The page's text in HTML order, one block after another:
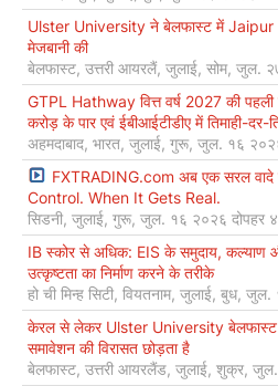
Ulster University ने बेलफास्ट में
मेजबानी की
बेलफास्ट, उत्तरी आयरलैं, जुलाई, सोम, जुल.
GTPL Hathway वित्त वर्ष 2027 की
करोड़ के पार एवं ईबीआईटीडीए में तिमाही-दर-
अहमदाबाद, भारत, जुलाई, गुरू, जुल. १६
FXTRADING.com अब एक सरल वादे
Control. When It Gets Real.
सिडनी, जुलाई, गुरू, जुल. १६ २०२६ दोपहर
IB स्कोर से अधिक: EIS के समुदाय, कल्याण
उत्कृष्टता का निर्माण करने के तरीके
हो ची मिन्ह सिटी, वियतनाम, जुलाई, बुध,
केरल से लेकर Ulster University बेलफास्ट
समावेशन की विरासत छोड़ता है
बेलफास्ट, उत्तरी आयरलैंड, जुलाई, शुक्र,